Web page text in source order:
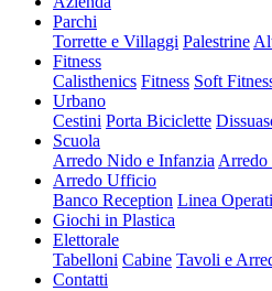
Parchi
Torrette e Villaggi Palestrine
Fitness
Calisthenics Fitness Soft
Urbano
Cestini Porta Biciclette
Scuola
Arredo Nido e Infanzia Arredo
Arredo Ufficio
Banco Reception Linea
Giochi in Plastica
Elettorale
Tabelloni Cabine Tavoli e
Contatti